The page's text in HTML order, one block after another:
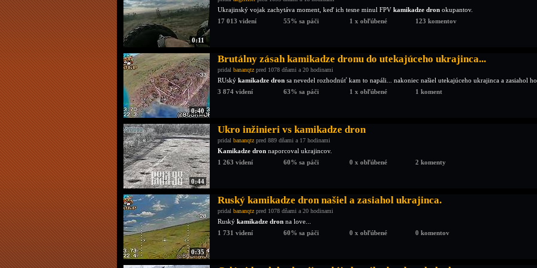
0:11
Ukrajinský vojak zachytáva moment, keď ich tesne minul FPV kamikadze dron okupantov.
17 013 videní
55% sa páči 1 x obľúbené 123 komentov
0:40
Brutálny zásah kamikadze dronu do utekajúceho ukrajinca...
pridal bananqtz pred 1078 dňami a 20 hodinami
RUský kamikadze dron sa nevedel rozhodnúť kam to napáli... nakoniec našiel utekajúceho ukrajinca a zasiahol
3 874 videní
63% sa páči 1 x obľúbené 1 koment
0:44
Ukro inžinieri vs kamikadze dron
pridal bananqtz pred 889 dňami a 17 hodinami
Kamikadze dron naporcoval ukrajincov.
1 263 videní
60% sa páči 0 x obľúbené 2 komenty
0:35
Ruský kamikadze dron našiel a zasiahol ukrajinca.
pridal bananqtz pred 1078 dňami a 20 hodinami
Ruský kamikadze dron na love...
1 731 videní
60% sa páči 0 x obľúbené 0 komentov